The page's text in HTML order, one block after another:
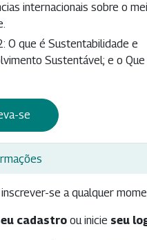
internacionais sobre o
O que é Sustentabilidade e
Sustentável; e o Que
se
se a qualquer
cadastro ou inicie seu